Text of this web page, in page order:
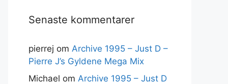
Senaste kommentarer
pierrej om Archive 1995 – Just D –
Pierre J’s Gyldene Mega Mix
Michael om Archive 1995 – Just D